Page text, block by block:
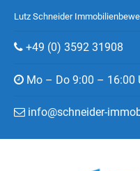
Lutz Schneider
+49 (0) 3592 31908
Mo – Do 9:00 – 16:00
info@schneider-